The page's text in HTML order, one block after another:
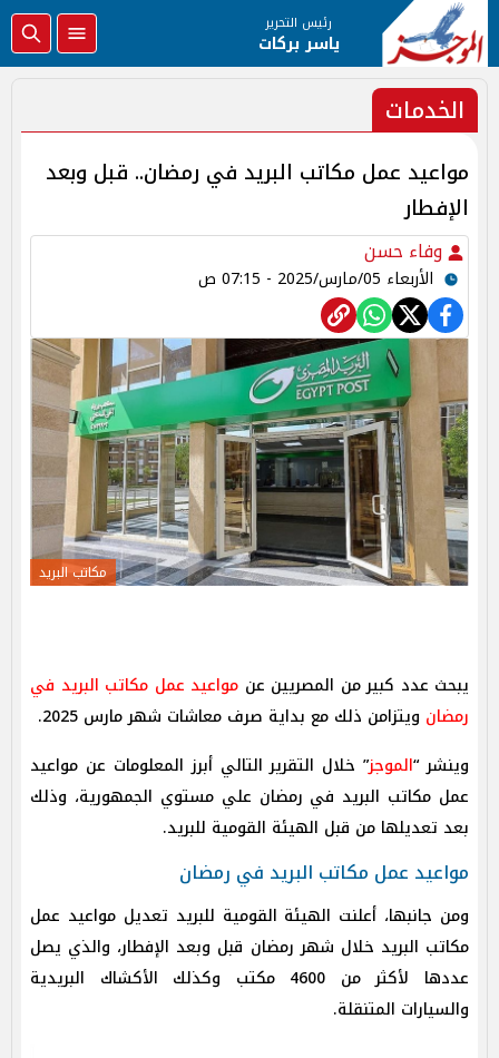
رئيس التحرير
ياسر بركات
الخدمات
مواعيد عمل مكاتب البريد في رمضان.. قبل وبعد
الإفطار
وفاء حسن
الأربعاء 05/مارس/2025 - 07:15 ص
مكاتب البريد
يبحث عدد كبير من المصريين عن مواعيد عمل مكاتب البريد في
رمضان ويتزامن ذلك مع بداية صرف معاشات شهر مارس 2025.
وينشر “الموجز” خلال التقرير التالي أبرز المعلومات عن مواعيد
عمل مكاتب البريد في رمضان علي مستوي الجمهورية، وذلك
بعد تعديلها من قبل الهيئة القومية للبريد.
مواعيد عمل مكاتب البريد في رمضان
ومن جانبها، أعلنت الهيئة القومية للبريد تعديل مواعيد عمل
مكاتب البريد خلال شهر رمضان قبل وبعد الإفطار، والذي يصل
عددها لأكثر من 4600 مكتب وكذلك الأكشاك البريدية
والسيارات المتنقلة.